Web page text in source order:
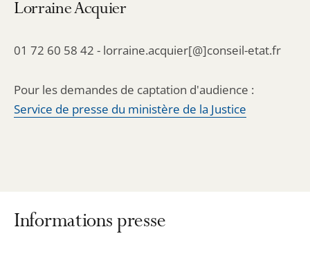
Lorraine Acquier
01 72 60 58 42 - lorraine.acquier[@]conseil-etat.fr
Pour les demandes de captation d'audience :
Service de presse du ministère de la Justice
Informations presse